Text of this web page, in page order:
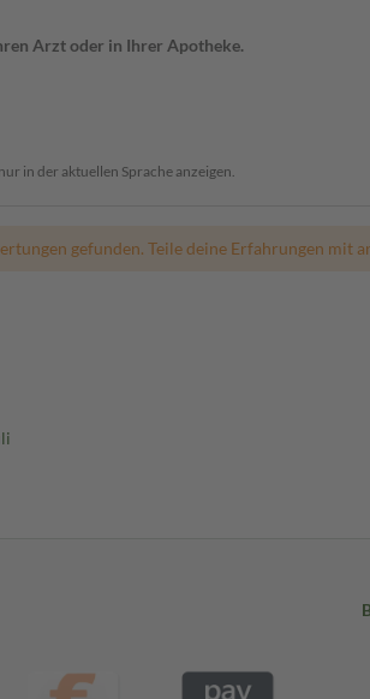
Arzt oder in Ihrer Apotheke.
in der aktuellen Sprache anzeigen.
gefunden. Teile deine Erfahrungen mit